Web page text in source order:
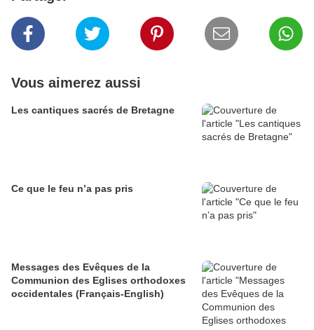
Vous aimerez aussi
Les cantiques sacrés de Bretagne
Ce que le feu n’a pas pris
Messages des Evêques de la
Communion des Eglises orthodoxes
occidentales (Français-English)